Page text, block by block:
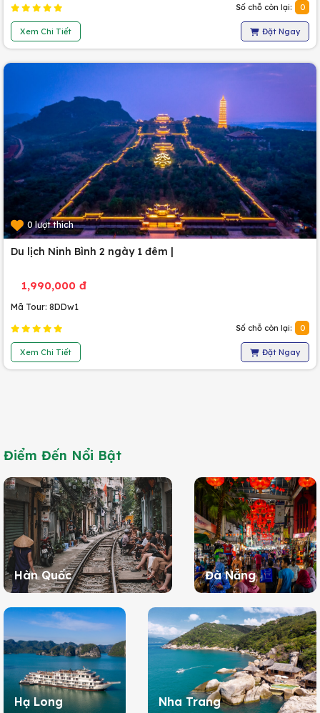
Số chỗ còn lại: 0
Xem Chi Tiết Đặt Ngay
0 lượt thích
Du lịch Ninh Bình 2 ngày 1 đêm |
1,990,000 đ
Mã Tour: 8DDw1
Số chỗ còn lại: 0
Xem Chi Tiết Đặt Ngay
Điểm Đến Nổi Bật
Hàn Quốc Đà Nẵng
Hạ Long Nha Trang